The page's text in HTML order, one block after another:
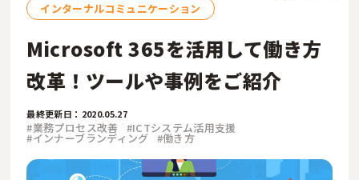
する
インターナルコミュニケーション
Microsoft 365を活用して働き方
改革！ツールや事例をご紹介
最終更新日：2020.05.27
#業務プロセス改善 #ICTシステム活用支援
#インナーブランディング #働き方